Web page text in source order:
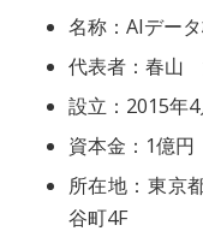
名称：AIデー
代表者：春山
設立：2015年4
資本金：1億円
所在地：東京
谷町4F